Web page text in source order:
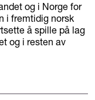
og i Norge for
i fremtidig norsk
å spille på lag
og i resten av